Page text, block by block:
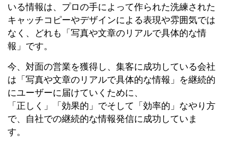
いる情報は、プロの手によって作られた洗練された
キャッチコピーやデザインによる表現や雰囲気では
なく、どれも「写真や文章のリアルで具体的な情
報」です。
今、対面の営業を獲得し、集客に成功している会社
は「写真や文章のリアルで具体的な情報」を継続的
にユーザーに届けていくために、
「正しく」「効果的」でそして「効率的」なやり方
で、自社での継続的な情報発信に成功していま
す。